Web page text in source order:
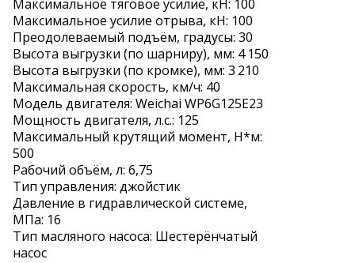
Максимальное тяговое усилие, кН: 100
Максимальное усилие отрыва, кН: 100
Преодолеваемый подъём, градусы: 30
Высота выгрузки (по шарниру), мм: 4 150
Высота выгрузки (по кромке), мм: 3 210
Максимальная скорость, км/ч: 40
Модель двигателя: Weichai WP6G125E23
Мощность двигателя, л.с.: 125
Максимальный крутящий момент, Н*м:
500
Рабочий объём, л: 6,75
Тип управления: джойстик
Давление в гидравлической системе,
МПа: 16
Тип масляного насоса: Шестерёнчатый
насос